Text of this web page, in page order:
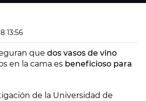
13:56
que dos vasos de vino
en la cama es beneficioso para
de la Universidad de